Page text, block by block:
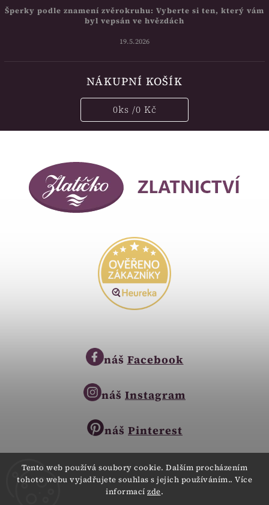
Tento web používá soubory cookie. Dalším procházením
tohoto webu vyjadřujete souhlas s jejich používáním.. Více
informací zde.
Šperky podle znamení zvěrokruhu: Vyberte si ten, který vám
byl vepsán ve hvězdách
19.5.2026
NÁKUPNÍ KOŠÍK
0ks /0 Kč
náš Facebook
náš Instagram
náš Pinterest
Copyright © 2023